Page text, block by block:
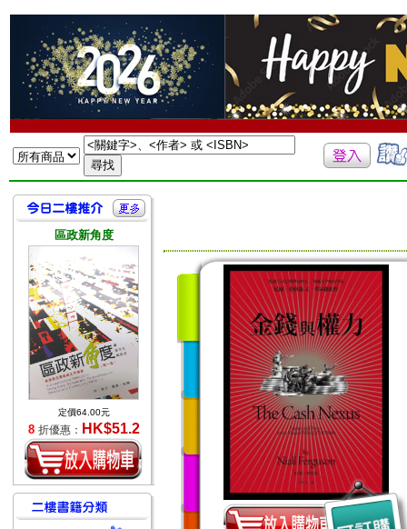
區政新角度
定價64.00元
8 折優惠： HK$51.2